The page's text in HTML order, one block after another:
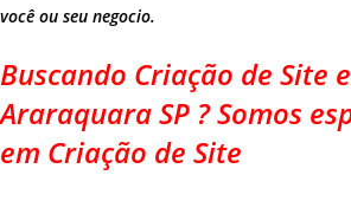
você ou seu negocio.
Buscando Criação de Site
Araraquara SP ? Somos
em Criação de Site